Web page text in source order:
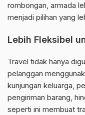
rombongan, armada
menjadi pilihan yang
Lebih Fleksibel
Travel tidak hanya
pelanggan
kunjungan keluarga,
pengiriman barang,
seperti ini membuat